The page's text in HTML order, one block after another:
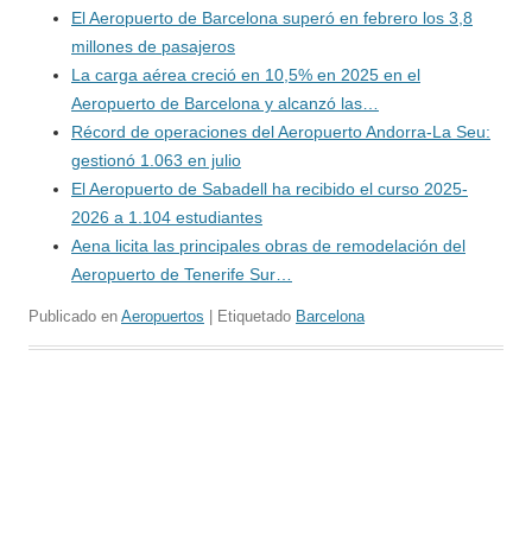
El Aeropuerto de Barcelona superó en febrero los 3,8
millones de pasajeros
La carga aérea creció en 10,5% en 2025 en el
Aeropuerto de Barcelona y alcanzó las…
Récord de operaciones del Aeropuerto Andorra-La Seu:
gestionó 1.063 en julio
El Aeropuerto de Sabadell ha recibido el curso 2025-
2026 a 1.104 estudiantes
Aena licita las principales obras de remodelación del
Aeropuerto de Tenerife Sur…
Publicado en Aeropuertos | Etiquetado Barcelona